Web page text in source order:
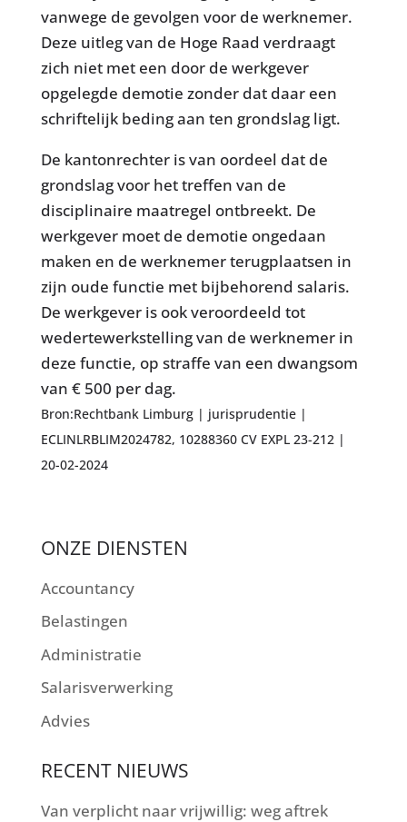
vanwege de gevolgen voor de werknemer.
Deze uitleg van de Hoge Raad verdraagt
zich niet met een door de werkgever
opgelegde demotie zonder dat daar een
schriftelijk beding aan ten grondslag ligt.
De kantonrechter is van oordeel dat de
grondslag voor het treffen van de
disciplinaire maatregel ontbreekt. De
werkgever moet de demotie ongedaan
maken en de werknemer terugplaatsen in
zijn oude functie met bijbehorend salaris.
De werkgever is ook veroordeeld tot
wedertewerkstelling van de werknemer in
deze functie, op straffe van een dwangsom
van € 500 per dag.
Bron:Rechtbank Limburg | jurisprudentie |
ECLINLRBLIM2024782, 10288360 CV EXPL 23-212 |
20-02-2024
ONZE DIENSTEN
Accountancy
Belastingen
Administratie
Salarisverwerking
Advies
RECENT NIEUWS
Van verplicht naar vrijwillig: weg aftrek